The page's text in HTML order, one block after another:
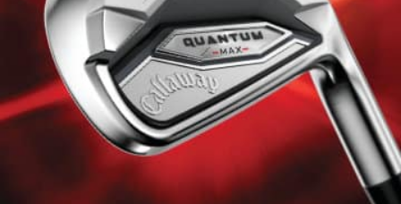
JEU LENT
Adrien Saddier : « Les arbitres ne font pas assez la
police »
20 AVRIL 2023